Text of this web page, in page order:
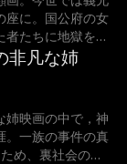
座に。国公府の女
たちに地獄を見
非凡な姉
姉映画の中で，神
。一族の事件の真
め、裏社会の敵